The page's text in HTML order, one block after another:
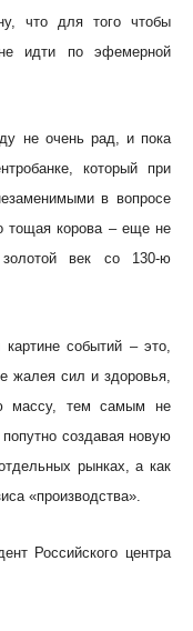
что для того чтобы
идти по эфемерной
не очень рад, и пока
который при
в вопросе
тощая корова – еще не
век со 130-ю
событий – это,
жалея сил и здоровья,
массу, тем самым не
создавая новую
рынках, а как
«производства».
Российского центра